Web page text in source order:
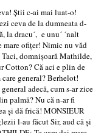
Ştii c-ai mai luat-o!
ceva de la dumneata d-
la dracu´, e unu´ ´nalt
mare ofiţer! Nimic nu văd
domnişoară Mathilde,
Cotton? Că aci e plin de
general? Berhelot!
adecă, cum s-ar zice
palmă? Nu că n-ar fi
şi dă frică! MONSIEUR
l-au făcut Sir, aud că şi